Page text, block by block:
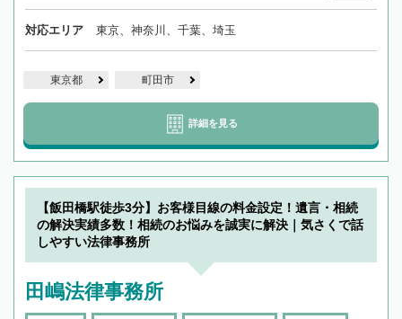
対応エリア 東京、神奈川、千葉、埼玉
東京都 町田市
詳細を見る
【飯田橋駅徒歩3分】お客様目線の料金設定！遺言・相続
の解決実績多数！相続のお悩みを誠実に解決｜気さくで話
しやすい法律事務所
田嶋法律事務所